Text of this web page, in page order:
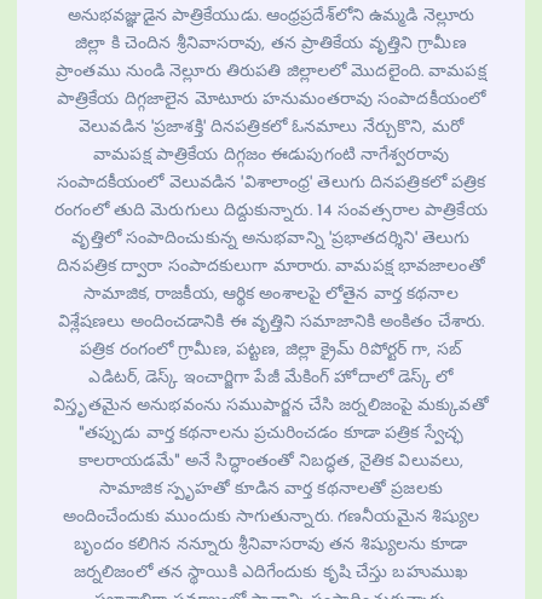
అనుభవజ్ఞుడైన పాత్రికేయుడు. ఆంధ్రప్రదేశ్‌లోని ఉమ్మడి నెల్లూరు
జిల్లా కి చెందిన శ్రీనివాసరావు, తన ప్రాతికేయ వృత్తిని గ్రామీణ
ప్రాంతము నుండి నెల్లూరు తిరుపతి జిల్లాలలో మొదలైంది. వామపక్ష
పాత్రికేయ దిగ్గజాలైన మోటూరు హనుమంతరావు సంపాదకీయంలో
వెలువడిన 'ప్రజాశక్తి' దినపత్రికలో ఓనమాలు నేర్చుకొని, మరో
వామపక్ష పాత్రికేయ దిగ్గజం ఈడుపుగంటి నాగేశ్వరరావు
సంపాదకీయంలో వెలువడిన 'విశాలాంధ్ర' తెలుగు దినపత్రికలో పత్రిక
రంగంలో తుది మెరుగులు దిద్దుకున్నారు. 14 సంవత్సరాల పాత్రికేయ
వృత్తిలో సంపాదించుకున్న అనుభవాన్ని 'ప్రభాతదర్శిని' తెలుగు
దినపత్రిక ద్వారా సంపాదకులుగా మారారు. వామపక్ష భావజాలంతో
సామాజిక, రాజకీయ, ఆర్థిక అంశాలపై లోతైన వార్త కథనాల
విశ్లేషణలు అందించడానికి ఈ వృత్తిని సమాజానికి అంకితం చేశారు.
పత్రిక రంగంలో గ్రామీణ, పట్టణ, జిల్లా క్రైమ్ రిపోర్టర్ గా, సబ్
ఎడిటర్, డెస్క్ ఇంచార్జిగా పేజీ మేకింగ్ హోదాలో డెస్క్ లో
విస్తృతమైన అనుభవంను సముపార్జన చేసి జర్నలిజంపై మక్కువతో
"తప్పుడు వార్త కథనాలను ప్రచురించడం కూడా పత్రిక స్వేచ్ఛ
కాలరాయడమే" అనే సిద్ధాంతంతో నిబద్ధత, నైతిక విలువలు,
సామాజిక స్పృహతో కూడిన వార్త కథనాలతో ప్రజలకు
అందించేందుకు ముందుకు సాగుతున్నారు. గణనీయమైన శిష్యుల
బృందం కలిగిన నన్నూరు శ్రీనివాసరావు తన శిష్యులను కూడా
జర్నలిజంలో తన స్థాయికి ఎదిగేందుకు కృషి చేస్తు బహుముఖ